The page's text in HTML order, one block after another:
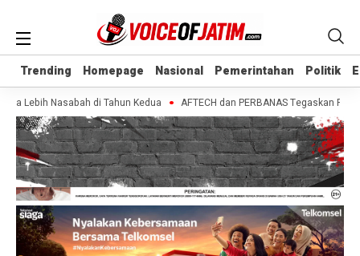
Trending Homepage Nasional Pemerintahan Politik
Trending Homepage Nasional Pemerintahan Politik
Lebih Nasabah di Tahun Kedua AFTECH dan PERBANAS Tegaskan